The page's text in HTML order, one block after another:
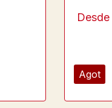
Agot
Desde